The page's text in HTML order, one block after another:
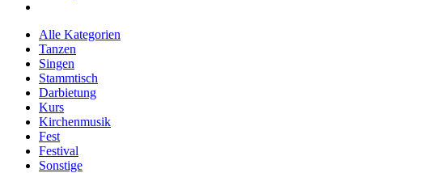
Alle Kategorien
Tanzen
Singen
Stammtisch
Darbietung
Kurs
Kirchenmusik
Fest
Festival
Sonstige